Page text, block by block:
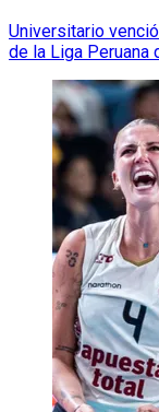
Universitario
de la Liga Peruana